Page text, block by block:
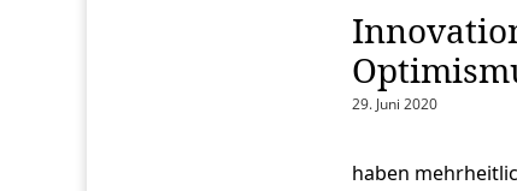
29. Juni 2020
haben